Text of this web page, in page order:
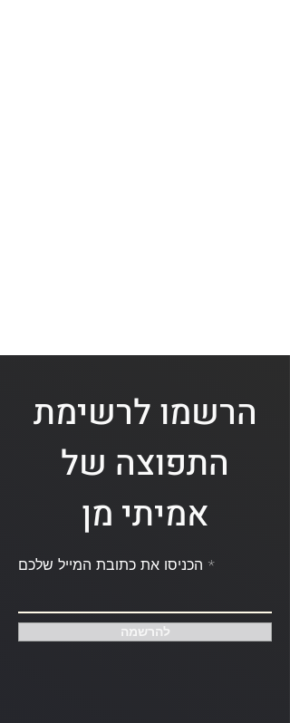
הרשמו לרשימת
התפוצה של
אמיתי מן
הכניסו את כתובת המייל שלכם
להרשמה